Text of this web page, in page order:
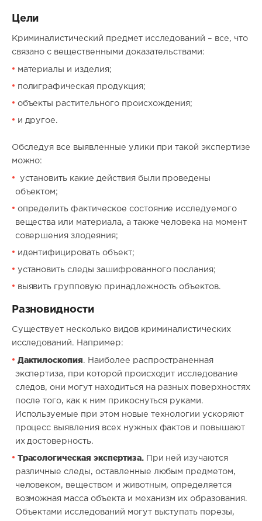
Цели
Криминалистический предмет исследований – все, что
связано с вещественными доказательствами:
материалы и изделия;
полиграфическая продукция;
объекты растительного происхождения;
и другое.
Обследуя все выявленные улики при такой экспертизе
можно:
установить какие действия были проведены
объектом;
определить фактическое состояние исследуемого
вещества или материала, а также человека на момент
совершения злодеяния;
идентифицировать объект;
установить следы зашифрованного послания;
выявить групповую принадлежность объектов.
Разновидности
Существует несколько видов криминалистических
исследований. Например:
Дактилоскопия. Наиболее распространенная
экспертиза, при которой происходит исследование
следов, они могут находиться на разных поверхностях
после того, как к ним прикоснуться руками.
Используемые при этом новые технологии ускоряют
процесс выявления всех нужных фактов и повышают
их достоверность.
Трасологическая экспертиза.При ней изучаются
различные следы, оставленные любым предметом,
человеком, веществом и животным, определяется
возможная масса объекта и механизм их образования.
Объектами исследований могут выступать порезы,